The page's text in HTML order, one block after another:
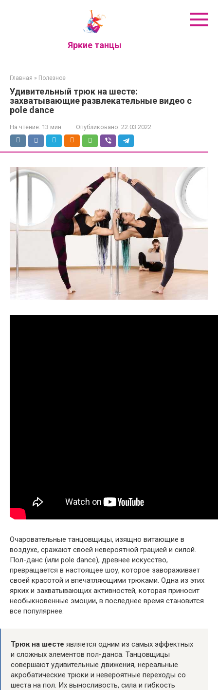
Яркие танцы
Главная » Полезное
Удивительный трюк на шесте:
захватывающие развлекательные видео с
pole dance
На чтение: 13 мин Опубликовано: 22.03.2022
Очаровательные танцовщицы, изящно витающие в
воздухе, сражают своей невероятной грацией и силой.
Пол-данс (или pole dance), древнее искусство,
превращается в настоящее шоу, которое завораживает
своей красотой и впечатляющими трюками. Одна из этих
ярких и захватывающих активностей, которая приносит
необыкновенные эмоции, в последнее время становится
все популярнее.
Трюк на шесте является одним из самых эффектных
и сложных элементов пол-данса. Танцовщицы
совершают удивительные движения, нереальные
акробатические трюки и невероятные переходы со
шеста на пол. Их выносливость, сила и гибкость